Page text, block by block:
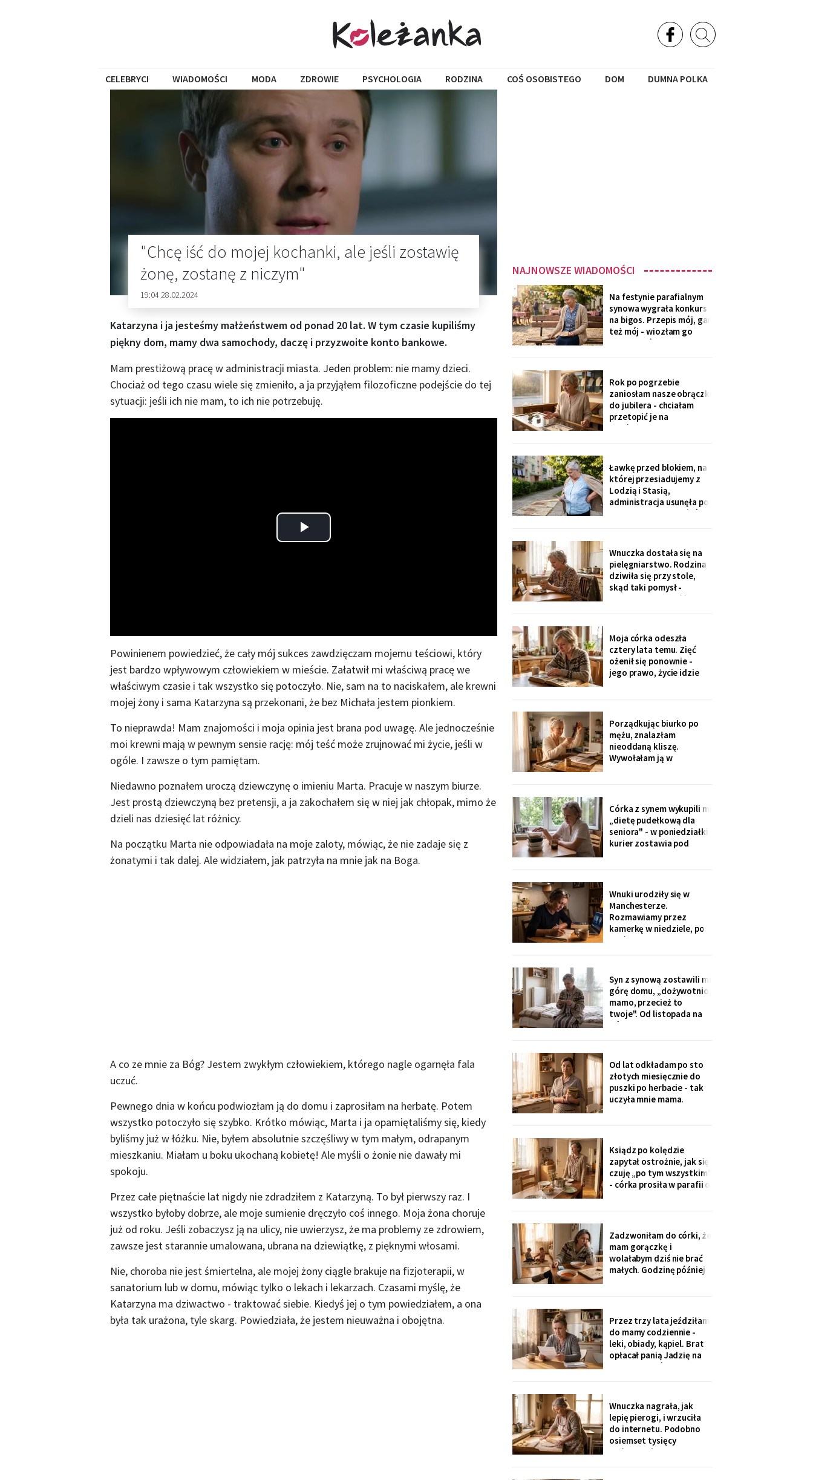
CELEBRYCI WIADOMOŚCI MODA ZDROWIE PSYCHOLOGIA RODZINA COŚ OSOBISTEGO DOM DUMNA POLKA
"Chcę iść do mojej kochanki, ale jeśli zostawię
żonę, zostanę z niczym"
19:04 28.02.2024
Katarzyna i ja jesteśmy małżeństwem od ponad 20 lat. W tym czasie kupiliśmy
piękny dom, mamy dwa samochody, daczę i przyzwoite konto bankowe.
Mam prestiżową pracę w administracji miasta. Jeden problem: nie mamy dzieci.
Chociaż od tego czasu wiele się zmieniło, a ja przyjąłem filozoficzne podejście do tej
sytuacji: jeśli ich nie mam, to ich nie potrzebuję.
Play
Powinienem powiedzieć, że cały mój sukces zawdzięczam mojemu teściowi, który
jest bardzo wpływowym człowiekiem w mieście. Załatwił mi właściwą pracę we
właściwym czasie i tak wszystko się potoczyło. Nie, sam na to naciskałem, ale krewni
mojej żony i sama Katarzyna są przekonani, że bez Michała jestem pionkiem.
To nieprawda! Mam znajomości i moja opinia jest brana pod uwagę. Ale jednocześnie
moi krewni mają w pewnym sensie rację: mój teść może zrujnować mi życie, jeśli w
ogóle. I zawsze o tym pamiętam.
Niedawno poznałem uroczą dziewczynę o imieniu Marta. Pracuje w naszym biurze.
Jest prostą dziewczyną bez pretensji, a ja zakochałem się w niej jak chłopak, mimo że
dzieli nas dziesięć lat różnicy.
Na początku Marta nie odpowiadała na moje zaloty, mówiąc, że nie zadaje się z
żonatymi i tak dalej. Ale widziałem, jak patrzyła na mnie jak na Boga.
A co ze mnie za Bóg? Jestem zwykłym człowiekiem, którego nagle ogarnęła fala
uczuć.
Pewnego dnia w końcu podwiozłam ją do domu i zaprosiłam na herbatę. Potem
wszystko potoczyło się szybko. Krótko mówiąc, Marta i ja opamiętaliśmy się, kiedy
byliśmy już w łóżku. Nie, byłem absolutnie szczęśliwy w tym małym, odrapanym
mieszkaniu. Miałam u boku ukochaną kobietę! Ale myśli o żonie nie dawały mi
spokoju.
Przez całe piętnaście lat nigdy nie zdradziłem z Katarzyną. To był pierwszy raz. I
wszystko byłoby dobrze, ale moje sumienie dręczyło coś innego. Moja żona choruje
już od roku. Jeśli zobaczysz ją na ulicy, nie uwierzysz, że ma problemy ze zdrowiem,
zawsze jest starannie umalowana, ubrana na dziewiątkę, z pięknymi włosami.
Nie, choroba nie jest śmiertelna, ale mojej żony ciągle brakuje na fizjoterapii, w
sanatorium lub w domu, mówiąc tylko o lekach i lekarzach. Czasami myślę, że
Katarzyna ma dziwactwo - traktować siebie. Kiedyś jej o tym powiedziałem, a ona
była tak urażona, tyle skarg. Powiedziała, że jestem nieuważna i obojętna.
NAJNOWSZE WIADOMOŚCI
Na festynie parafialnym
synowa wygrała konkurs
na bigos. Przepis mój, gar
też mój - wiozłam go
rano taksówką, żeby się
mikrofonu: „to stary
przepis z mojej rodziny".
Klaskałam razem ze
wszystkimi.
Rok po pogrzebie
zaniosłam nasze obrączki
do jubilera - chciałam
przetopić je na
pierścionek dla wnuczki.
cicho: „Pani jest złota.
Męża - pozłacana, dobra
imitacja, robota sprzed
lat".
Ławkę przed blokiem, na
której przesiadujemy z
Lodzią i Stasią,
administracja usunęła po
„skargach mieszkańców"
jedenaście podpisów.
Rozpoznałam charakter
pisma córki - ma tu
kawalerkę pod wynajem.
„Mamo, bez przesady
Wnuczka dostała się na
pielęgniarstwo. Rodzina
dziwiła się przy stole,
skąd taki pomysł -
przecież mogła „iść na
podnosząc głowy znad
talerza: „bo widziałam,
jak babcia trzy lata
zajmowała się dziadkiem.
Też chcę tak
Moja córka odeszła
cztery lata temu. Zięć
ożenił się ponownie -
jego prawo, życie idzie
ścian, „bo ciocia nie lubi
na nie patrzeć". Dałam jej
mały album - schowała go
do tornistra jak
Porządkując biurko po
mężu, znalazłam
nieoddaną kliszę.
Wywołałam ją w
roześmiana kobieta przy
ognisku. Na ostatniej
klatce on - młody, z
wąsami, obejmuje ją
ramieniem.
Córka z synem wykupili mi
„dietę pudełkową dla
seniora" - w poniedziałki
kurier zostawia pod
jesteśmy spokojni,
mamo". Od marca nikt nie
przyjechał. Na każdym
pudełku naklejka: moje
imię
Wnuki urodziły się w
Manchesterze.
Rozmawiamy przez
kamerkę w niedziele, po
pięć minut, bo „im się
angielsku, a syn
przetłumaczył ze
śmiechem: „pyta, kim jest
ta pani". Kupiłam zeszyt i
uczę się angielskiego
Syn z synową zostawili mi
górę domu, „dożywotnio,
mamo, przecież to
twoje". Od listopada na
górze grzeje tylko jeden
Rano w moim pokoju jest
czternaście stopni.
Termometr przyniosła mi
wnuczka - ona
Od lat odkładam po sto
złotych miesięcznie do
puszki po herbacie - tak
uczyła mnie mama.
wizycie żartuje przy
wszystkich: „u mamy
bank, a my się męczymy z
kredytem". Puszkę
Ksiądz po kolędzie
zapytał ostrożnie, jak się
czuję „po tym wszystkim"
- córka prosiła w parafii o
ja co niedzielę czekam z
obiadem. Ostatni raz
przyszli we wrześniu.
Zadzwoniłam do córki, że
mam gorączkę i
wolałabym dziś nie brać
małych. Godzinę później
przyszedł SMS: „Podasz
im obiad? Wrócimy
głodni".
Przez trzy lata jeździłam
do mamy codziennie -
leki, obiady, kąpiel. Brat
opłacał panią Jadzię na
kilka poranków w
rozliczenie: „twoja
połowa za opiekunkę,
osiem tysięcy. Mama by
tak chciała".
Wnuczka nagrała, jak
lepię pierogi, i wrzuciła
do internetu. Podobno
osiemset tysięcy
wyświetleń - ludzie z